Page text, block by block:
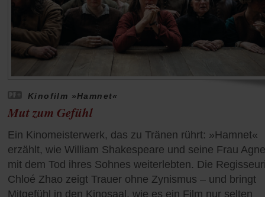
Kinofilm »Hamnet«
Mut zum Gefühl
Ein Kinomeisterwerk, das zu Tränen rührt: »Hamnet«
erzählt, wie William Shakespeare und seine Frau
mit dem Tod ihres Sohnes weiterlebten. Die
Chloé Zhao zeigt Trauer ohne Zynismus – und bringt
Mitgefühl in den Kinosaal, wie es ein Film nur selten